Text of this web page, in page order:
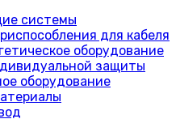
системы
для кабеля
оборудование
защиты
оборудование